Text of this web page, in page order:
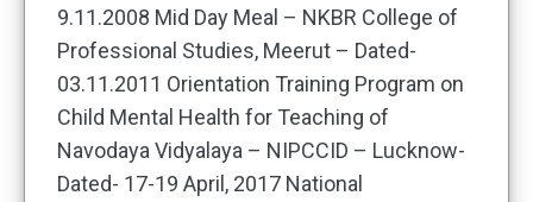
9.11.2008 Mid Day Meal – NKBR College of
Professional Studies, Meerut – Dated-
03.11.2011 Orientation Training Program on
Child Mental Health for Teaching of
Navodaya Vidyalaya – NIPCCID – Lucknow-
Dated- 17-19 April, 2017 National